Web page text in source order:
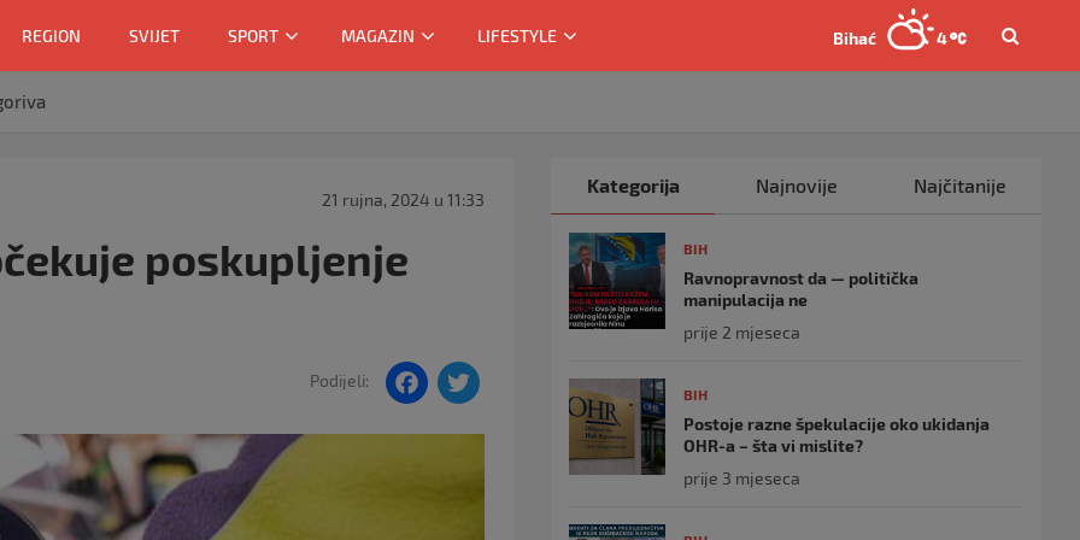
REGION SVIJET SPORT MAGAZIN LIFESTYLE Bihać 4
21 rujna, 2024 u 11:33
poskupljenje
Podijeli:
F
Kategorija Najnovije Najčitanije
BIH
Ravnopravnost da — politička
manipulacija ne
prije 2 mjeseca
BIH
Postoje razne špekulacije oko ukidanja
OHR-a – šta vi mislite?
prije 3 mjeseca